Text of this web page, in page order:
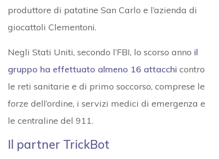
produttore di patatine San Carlo e l’azienda di
giocattoli Clementoni.
Negli Stati Uniti, secondo l’FBI, lo scorso anno il
gruppo ha effettuato almeno 16 attacchi contro
le reti sanitarie e di primo soccorso, comprese le
forze dell’ordine, i servizi medici di emergenza e
le centraline del 911.
Il partner TrickBot